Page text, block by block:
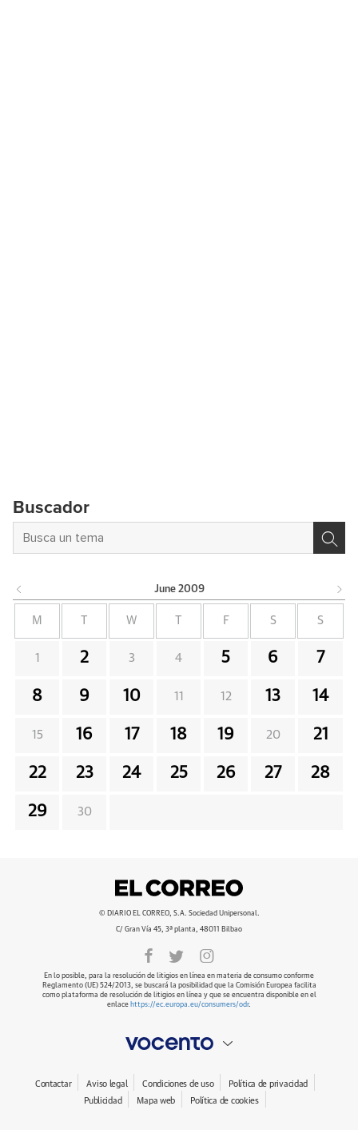
Buscador
June 2009
M W F S S
1 2 3 4 5 6 7
8 9 10 11 12 13 14
15 16 17 18 19 20 21
22 23 24 25 26 27 28
29 30
© DIARIO EL CORREO, S.A. Sociedad Unipersonal.
C/ Gran Vía 45, 3ª planta, 48011 Bilbao
En lo posible, para la resolución de litigios en línea en materia de consumo conforme
Reglamento (UE) 524/2013, se buscará la posibilidad que la Comisión Europea facilita
como plataforma de resolución de litigios en línea y que se encuentra disponible en el
enlace https://ec.europa.eu/consumers/odr.
Contactar Aviso legal Condiciones de uso
Política de privacidad
Publicidad
Mapa web Política de cookies